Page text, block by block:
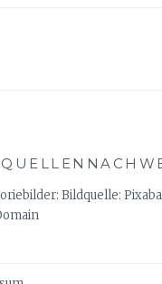
Bildquelle: